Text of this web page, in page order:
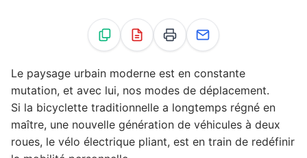
Le paysage urbain moderne est en constante
mutation, et avec lui, nos modes de déplacement.
Si la bicyclette traditionnelle a longtemps régné en
maître, une nouvelle génération de véhicules à deux
roues, le vélo électrique pliant, est en train de redéfinir